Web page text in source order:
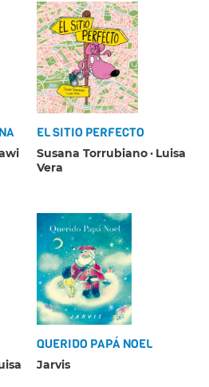
EL SITIO PERFECTO
Susana Torrubiano
Luisa
Vera
QUERIDO PAPÁ NOEL
Jarvis